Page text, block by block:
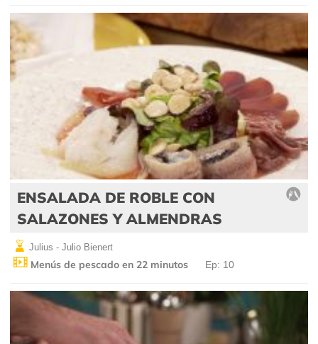
ENSALADA DE ROBLE CON
SALAZONES Y ALMENDRAS
Julius - Julio Bienert
Menús de pescado en 22 minutos Ep: 10